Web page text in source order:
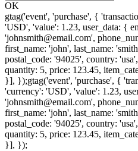
OK
gtag('event', 'purchase', {
'USD', 'value': 1.23, user_data: {
'johnsmith@email.com',
first_name: 'john', last_name:
postal_code: '94025', country:
quantity: 5, price: 123.45,
}], });gtag('event', 'purchase', {
'currency': 'USD', 'value': 1.23,
'johnsmith@email.com',
first_name: 'john', last_name:
postal_code: '94025', country:
quantity: 5, price: 123.45,
}], });